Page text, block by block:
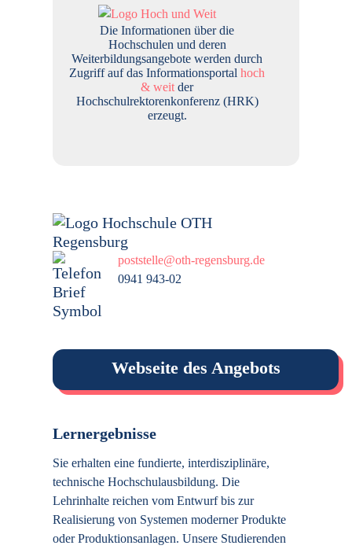
Die Informationen über die
Hochschulen und deren
Weiterbildungsangebote werden durch
Zugriff auf das Informationsportalhoch
& weit der
Hochschulrektorenkonferenz (HRK)
erzeugt.
poststelle@oth-regensburg.de
0941 943-02
Webseite des Angebots
Lernergebnisse
Sie erhalten eine fundierte, interdisziplinäre,
technische Hochschulausbildung. Die
Lehrinhalte reichen vom Entwurf bis zur
Realisierung von Systemen moderner Produkte
oder Produktionsanlagen. Unsere Studierenden